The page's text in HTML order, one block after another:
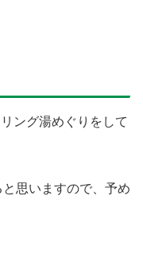
ング湯めぐりをして
思いますので、予め